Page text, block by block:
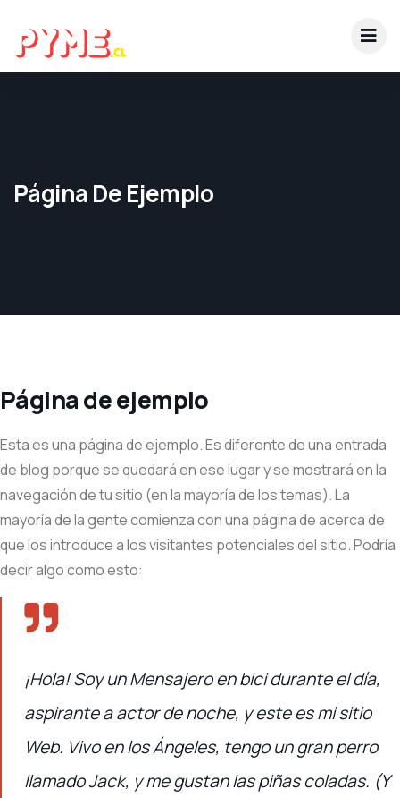
Página De Ejemplo
Página de ejemplo
Esta es una página de ejemplo. Es diferente de una entrada
de blog porque se quedará en ese lugar y se mostrará en la
navegación de tu sitio (en la mayoría de los temas). La
mayoría de la gente comienza con una página de acerca de
que los introduce a los visitantes potenciales del sitio. Podría
decir algo como esto:
¡Hola! Soy un Mensajero en bici durante el día,
aspirante a actor de noche, y este es mi sitio
Web. Vivo en los Ángeles, tengo un gran perro
llamado Jack, y me gustan las piñas coladas. (Y